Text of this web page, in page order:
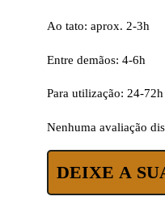
Ao tato: aprox. 2-3h
Entre demãos: 4-6h
Para utilização: 24-72h
Nenhuma avaliação
DEIXE A